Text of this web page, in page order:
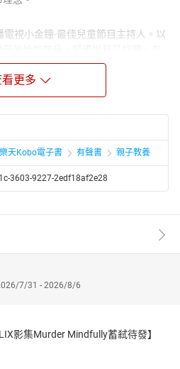
視小金鐘-最佳兒童節目主持人。以
的生命智慧及教導生活習慣。糖果
所有陪伴孩子成長的大人和孩子一
妙，建構生命的價值、意義和生活
看更多
樂天Kobo電子書 有聲書 親子教養
3603-9227-2edf18af2e28
7/31 - 2026/8/6
影集Murder Mindfully蓄弒待發】